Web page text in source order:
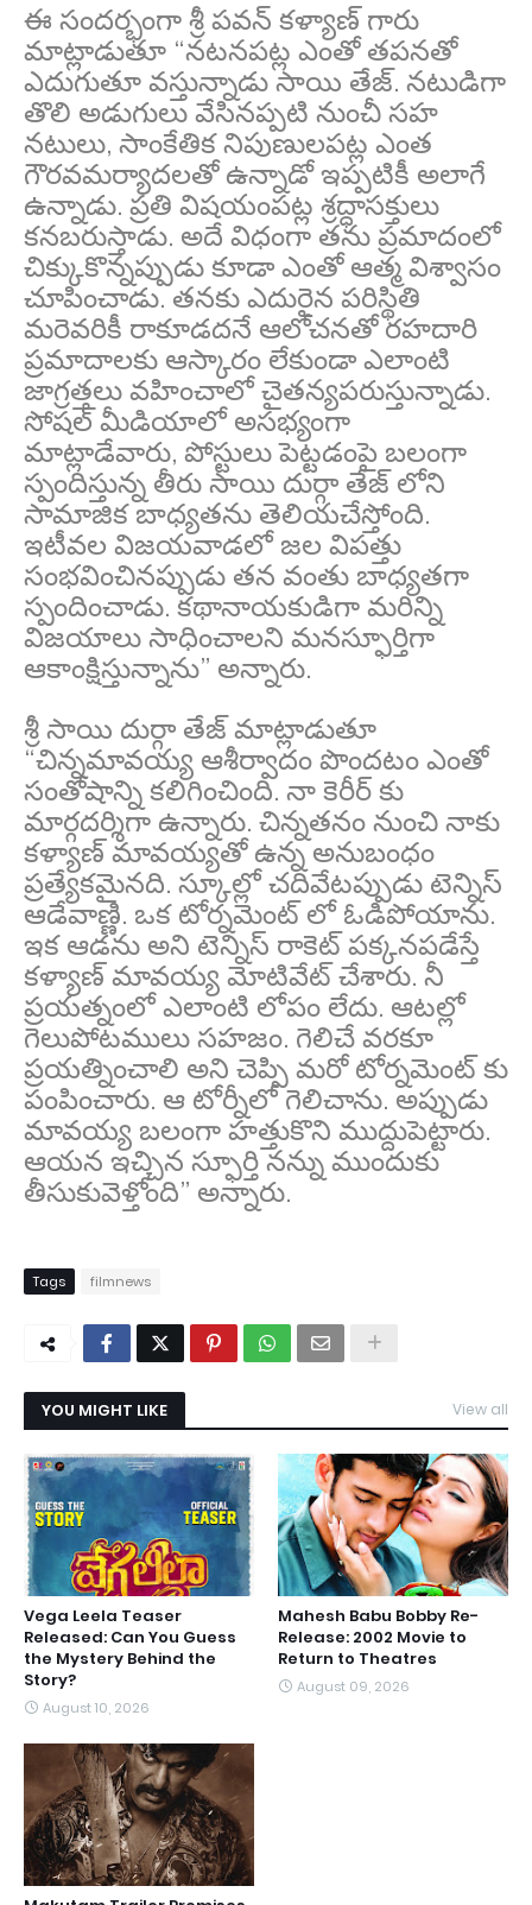
ఈ సందర్భంగా శ్రీ పవన్ కళ్యాణ్ గారు
మాట్లాడుతూ “నటనపట్ల ఎంతో తపనతో
ఎదుగుతూ వస్తున్నాడు సాయి తేజ్. నటుడిగా
తొలి అడుగులు వేసినప్పటి నుంచీ సహ
నటులు, సాంకేతిక నిపుణులపట్ల ఎంత
గౌరవమర్యాదలతో ఉన్నాడో ఇప్పటికీ అలాగే
ఉన్నాడు. ప్రతి విషయంపట్ల శ్రద్ధాసక్తులు
కనబరుస్తాడు. అదే విధంగా తను ప్రమాదంలో
చిక్కుకొన్నప్పుడు కూడా ఎంతో ఆత్మ విశ్వాసం
చూపించాడు. తనకు ఎదురైన పరిస్థితి
మరెవరికీ రాకూడదనే ఆలోచనతో రహదారి
ప్రమాదాలకు ఆస్కారం లేకుండా ఎలాంటి
జాగ్రత్తలు వహించాలో చైతన్యపరుస్తున్నాడు.
సోషల్ మీడియాలో అసభ్యంగా
మాట్లాడేవారు, పోస్టులు పెట్టడంపై బలంగా
స్పందిస్తున్న తీరు సాయి దుర్గా తేజ్ లోని
సామాజిక బాధ్యతను తెలియచేస్తోంది.
ఇటీవల విజయవాడలో జల విపత్తు
సంభవించినప్పుడు తన వంతు బాధ్యతగా
స్పందించాడు. కథానాయకుడిగా మరిన్ని
విజయాలు సాధించాలని మనస్ఫూర్తిగా
ఆకాంక్షిస్తున్నాను” అన్నారు.
శ్రీ సాయి దుర్గా తేజ్ మాట్లాడుతూ
“చిన్నమావయ్య ఆశీర్వాదం పొందటం ఎంతో
సంతోషాన్ని కలిగించింది. నా కెరీర్ కు
మార్గదర్శిగా ఉన్నారు. చిన్నతనం నుంచి నాకు
కళ్యాణ్ మావయ్యతో ఉన్న అనుబంధం
ప్రత్యేకమైనది. స్కూల్లో చదివేటప్పుడు టెన్నిస్
ఆడేవాణ్ణి. ఒక టోర్నమెంట్ లో ఓడిపోయాను.
ఇక ఆడను అని టెన్నిస్ రాకెట్ పక్కనపడేస్తే
కళ్యాణ్ మావయ్య మోటివేట్ చేశారు. నీ
ప్రయత్నంలో ఎలాంటి లోపం లేదు. ఆటల్లో
గెలుపోటములు సహజం. గెలిచే వరకూ
ప్రయత్నించాలి అని చెప్పి మరో టోర్నమెంట్ కు
పంపించారు. ఆ టోర్నీలో గెలిచాను. అప్పుడు
మావయ్య బలంగా హత్తుకొని ముద్దుపెట్టారు.
ఆయన ఇచ్చిన స్ఫూర్తి నన్ను ముందుకు
తీసుకువెళ్తోంది” అన్నారు.
Tags filmnews
YOU MIGHT LIKE View all
Vega Leela Teaser
Released: Can You Guess
the Mystery Behind the
Story?
August 10, 2026
Mahesh Babu Bobby Re-
Release: 2002 Movie to
Return to Theatres
August 09, 2026